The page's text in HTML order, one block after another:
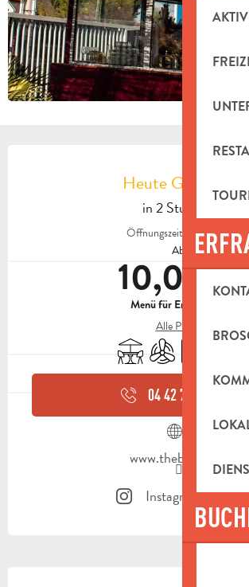
ÖFFNUNGSZEITEN &
Heute Geöffnet
in 2 Stunden
Öffnungszeiten ansehen
Ab
10,00 €
Menü für Erwachsene
Alle Preise
TerrasseKlimaanlage
Parkplatz
Tiere
04 42 73 92
www.thebadass.fr
Instagram Seite